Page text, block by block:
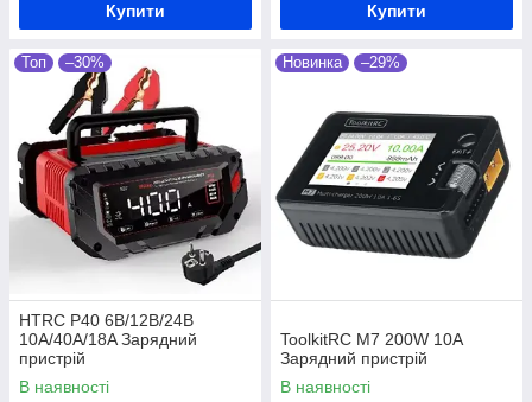
Купити Купити
Топ –30%
HTRC P40 6B/12В/24В
10А/40А/18A Зарядний
пристрій
В наявності
Новинка –29%
ToolkitRC M7 200W 10A
Зарядний пристрій
В наявності